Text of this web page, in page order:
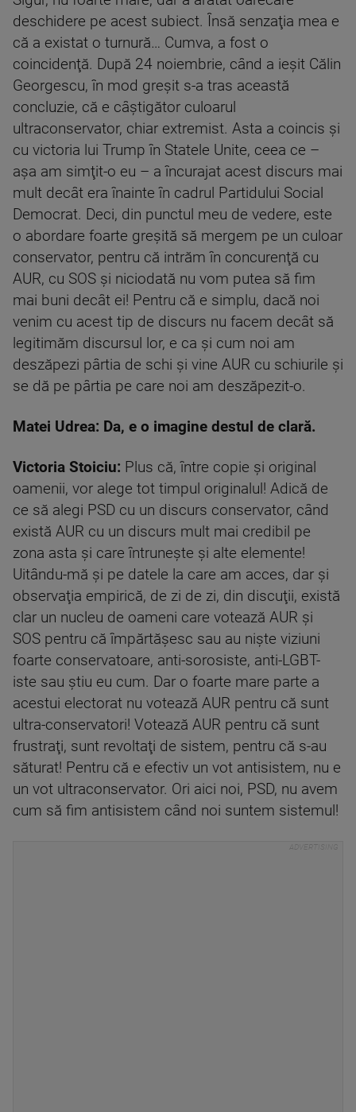
deschidere pe acest subiect. Însă senzaţia mea e
că a existat o turnură… Cumva, a fost o
coincidenţă. După 24 noiembrie, când a ieşit Călin
Georgescu, în mod greşit s-a tras această
concluzie, că e câştigător culoarul
ultraconservator, chiar extremist. Asta a coincis şi
cu victoria lui Trump în Statele Unite, ceea ce –
aşa am simţit-o eu – a încurajat acest discurs mai
mult decât era înainte în cadrul Partidului Social
Democrat. Deci, din punctul meu de vedere, este
o abordare foarte greşită să mergem pe un culoar
conservator, pentru că intrăm în concurenţă cu
AUR, cu SOS şi niciodată nu vom putea să fim
mai buni decât ei! Pentru că e simplu, dacă noi
venim cu acest tip de discurs nu facem decât să
legitimăm discursul lor, e ca şi cum noi am
deszăpezi pârtia de schi şi vine AUR cu schiurile şi
se dă pe pârtia pe care noi am deszăpezit-o.
Matei Udrea: Da, e o imagine destul de clară.
Victoria Stoiciu: Plus că, între copie şi original
oamenii, vor alege tot timpul originalul! Adică de
ce să alegi PSD cu un discurs conservator, când
există AUR cu un discurs mult mai credibil pe
zona asta şi care întruneşte şi alte elemente!
Uitându-mă şi pe datele la care am acces, dar şi
observaţia empirică, de zi de zi, din discuţii, există
clar un nucleu de oameni care votează AUR şi
SOS pentru că împărtăşesc sau au nişte viziuni
foarte conservatoare, anti-sorosiste, anti-LGBT-
iste sau ştiu eu cum. Dar o foarte mare parte a
acestui electorat nu votează AUR pentru că sunt
ultra-conservatori! Votează AUR pentru că sunt
frustraţi, sunt revoltaţi de sistem, pentru că s-au
săturat! Pentru că e efectiv un vot antisistem, nu e
un vot ultraconservator. Ori aici noi, PSD, nu avem
cum să fim antisistem când noi suntem sistemul!